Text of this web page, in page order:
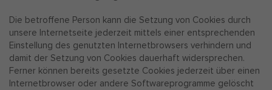
Die betroffene Person kann die Setzung von Cookies durch
unsere Internetseite jederzeit mittels einer entsprechenden
Einstellung des genutzten Internetbrowsers verhindern und
damit der Setzung von Cookies dauerhaft widersprechen.
Ferner können bereits gesetzte Cookies jederzeit über einen
Internetbrowser oder andere Softwareprogramme gelöscht